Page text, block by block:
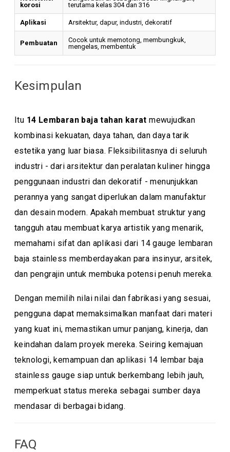
korosi
terutama kelas 304 dan 316
Aplikasi Arsitektur, dapur, industri, dekoratif
Pembuatan
Cocok untuk memotong, membungkuk,
mengelas, membentuk
Kesimpulan
Itu 14 Lembaran baja tahan karat mewujudkan
kombinasi kekuatan, daya tahan, dan daya tarik
estetika yang luar biasa. Fleksibilitasnya di seluruh
industri - dari arsitektur dan peralatan kuliner hingga
penggunaan industri dan dekoratif - menunjukkan
perannya yang sangat diperlukan dalam manufaktur
dan desain modern. Apakah membuat struktur yang
tangguh atau membuat karya artistik yang menarik,
memahami sifat dan aplikasi dari 14 gauge lembaran
baja stainless memberdayakan para insinyur, arsitek,
dan pengrajin untuk membuka potensi penuh mereka.
Dengan memilih nilai nilai dan fabrikasi yang sesuai,
pengguna dapat memaksimalkan manfaat dari materi
yang kuat ini, memastikan umur panjang, kinerja, dan
keindahan dalam proyek mereka. Seiring kemajuan
teknologi, kemampuan dan aplikasi 14 lembar baja
stainless gauge siap untuk berkembang lebih jauh,
memperkuat status mereka sebagai sumber daya
mendasar di berbagai bidang.
FAQ